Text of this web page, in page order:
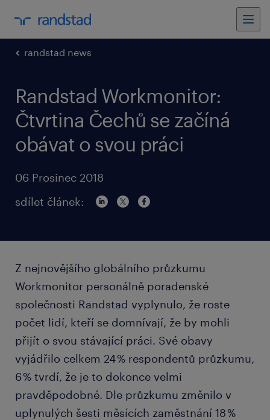
randstad news
Randstad Workmonitor:
Čtvrtina Čechů se začíná
obávat o svou práci
06 Prosinec 2018
sdílet článek:
Z nejnovějšího globálního průzkumu
Workmonitor personálně poradenské
společnosti Randstad vyplynulo, že roste
počet lidí, kteří se domnívají, že by mohli
přijít o svou stávající práci. Své obavy
vyjádřilo celkem 24 % respondentů průzkumu,
6 % tvrdí, že je to dokonce velmi
pravděpodobné. Dle průzkumu změnilo v
uplynulých šesti měsících zaměstnání 18 %